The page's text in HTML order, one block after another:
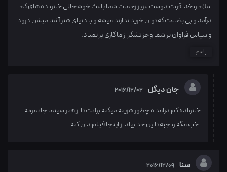
سلام و خدا قوت دوست عزیز زحمات شما باعث خوشحالی خانواده های کم
درآمد و بی بضاعت که توان خرید ندارند میشه و با دنیای هنر آشنا میشن درود
و سپاس فراوان بر شما وجز تشکر از ما کاری بر نمیاد.
پاسخ
جان دیگل 2016/12/02
خانواده کم درامد ه چطور هزینه میکنه برا نت تا از هنر سینما جا نمونه
.خب مگه واجبه تااین حد بیاد از اینجا فیلم دان کنه.
سنا 2016/12/09